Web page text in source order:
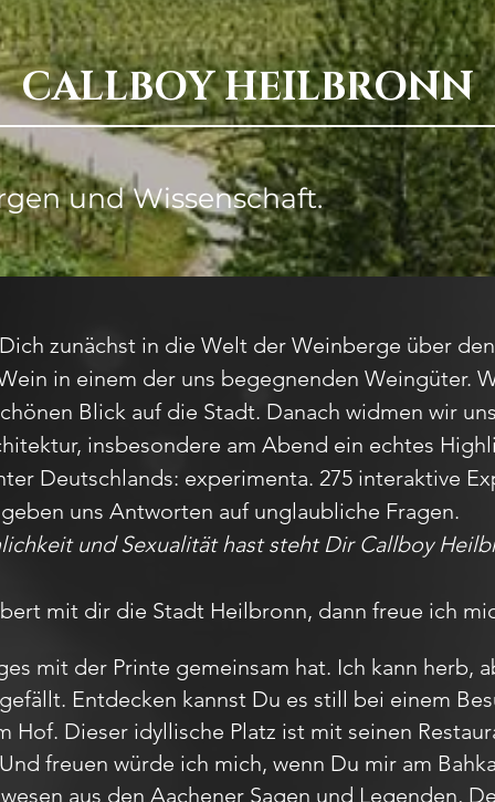
CALLBOY HEILBRONN
und Wissenschaft.
zunächst in die Welt der Weinberge über
in einem der uns begegnenden Weingüter.
Blick auf die Stadt. Danach widmen wir
insbesondere am Abend ein echtes
Deutschlands: experimenta. 275 interaktive
uns Antworten auf unglaubliche Fragen.
und Sexualität hast steht Dir Callboy
mit dir die Stadt Heilbronn, dann freue ich
mit der Printe gemeinsam hat. Ich kann herb,
Entdecken kannst Du es still bei einem
Hof. Dieser idyllische Platz ist mit seinen
freuen würde ich mich, wenn Du mir am
aus den Aachener Sagen und Legenden,